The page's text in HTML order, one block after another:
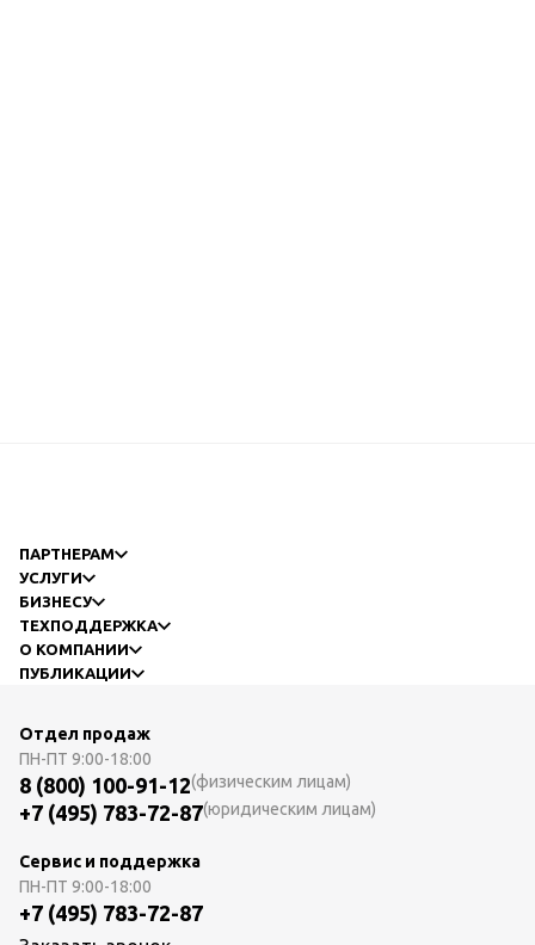
ПАРТНЕРАМ
УСЛУГИ
БИЗНЕСУ
ТЕХПОДДЕРЖКА
О КОМПАНИИ
ПУБЛИКАЦИИ
Отдел продаж
ПН-ПТ 9:00-18:00
8 (800) 100-91-12(физическим лицам)
+7 (495) 783-72-87(юридическим лицам)
Сервис и поддержка
ПН-ПТ 9:00-18:00
+7 (495) 783-72-87